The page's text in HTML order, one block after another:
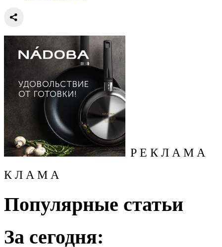
Р Е К Л А М А
К Л А М А
Популярные статьи
За сегодня: